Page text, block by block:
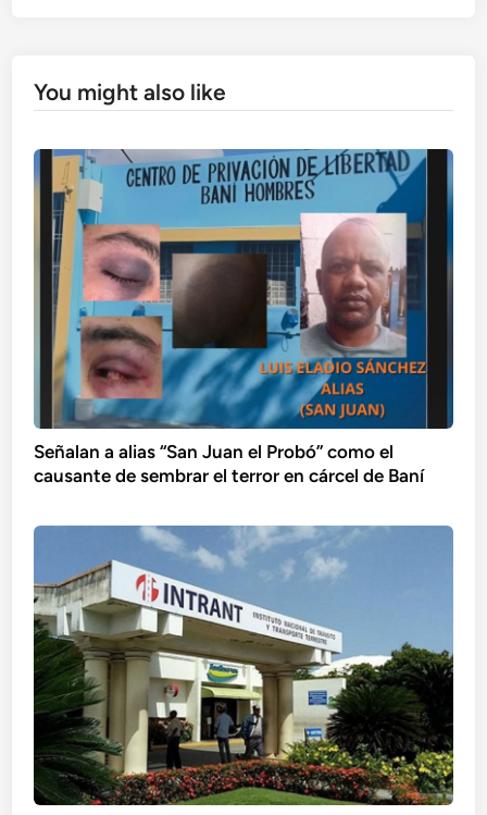
You might also like
Señalan a alias “San Juan el Probó” como el
causante de sembrar el terror en cárcel de Baní